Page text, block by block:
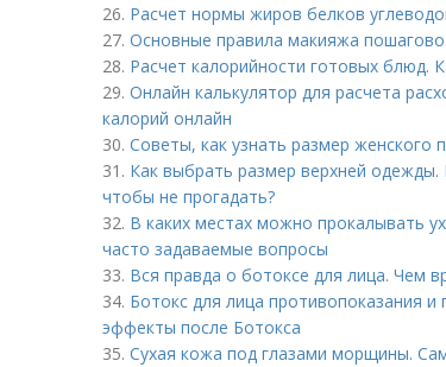
26. Расчет нормы жиров белков
27. Основные правила макияжа
28. Расчет калорийности готовых блюд.
29. Онлайн калькулятор для расчета
калорий онлайн
30. Советы, как узнать размер женского
31. Как выбрать размер верхней
чтобы не прогадать?
32. В каких местах можно прокалывать
часто задаваемые вопросы
33. Вся правда о ботоксе для лица. Чем
34. Ботокс для лица противопоказания
эффекты после Ботокса
35. Сухая кожа под глазами морщины.